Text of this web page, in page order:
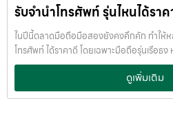
รับจำนำโทรศัพท์ รุ่นไหนได้รา
ในปีนี้ตลาดมือถือมือสองยังคงคึกคัก ทำให้ห
โทรศัพท์ ได้ราคาดี โดยเฉพาะมือถือรุ่นเรือธ
ตลาด หากคุณกำลังมองหาเงินด่วน การ จำ
สะดวก ได้เงินไว และไม่ต้องขายขาด บทคว
ว่า
โทรศัพท์รุ่นไหนบ้าง ที่รับจำนำได้ราคา
ดูเพิ่มเติม